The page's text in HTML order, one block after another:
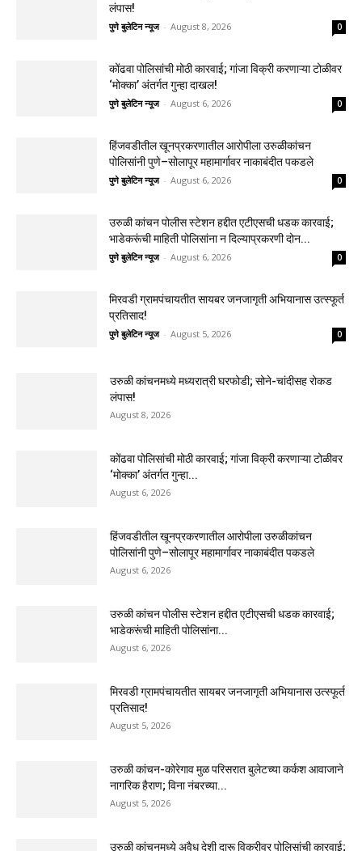
लंपास!
पुणे बुलेटिन न्यूज - August 8, 2026 0
कोंढवा पोलिसांची मोठी कारवाई; गांजा विक्री करणाऱ्या टोळीवर
‘मोक्का’ अंतर्गत गुन्हा दाखल!
पुणे बुलेटिन न्यूज - August 6, 2026 0
हिंजवडीतील खूनप्रकरणातील आरोपीला उरुळीकांचन
पोलिसांनी पुणे–सोलापूर महामार्गावर नाकाबंदीत पकडले
पुणे बुलेटिन न्यूज - August 6, 2026 0
उरुळी कांचन पोलीस स्टेशन हद्दीत एटीएसची धडक कारवाई;
भाडेकरूंची माहिती पोलिसांना न दिल्याप्रकरणी दोन...
पुणे बुलेटिन न्यूज - August 6, 2026 0
मिरवडी ग्रामपंचायतीत सायबर जनजागृती अभियानास उत्स्फूर्त
प्रतिसाद!
पुणे बुलेटिन न्यूज - August 5, 2026 0
उरुळी कांचनमध्ये मध्यरात्री घरफोडी; सोने-चांदीसह रोकड
लंपास!
August 8, 2026
कोंढवा पोलिसांची मोठी कारवाई; गांजा विक्री करणाऱ्या टोळीवर
‘मोक्का’ अंतर्गत गुन्हा...
August 6, 2026
हिंजवडीतील खूनप्रकरणातील आरोपीला उरुळीकांचन
पोलिसांनी पुणे–सोलापूर महामार्गावर नाकाबंदीत पकडले
August 6, 2026
उरुळी कांचन पोलीस स्टेशन हद्दीत एटीएसची धडक कारवाई;
भाडेकरूंची माहिती पोलिसांना...
August 6, 2026
मिरवडी ग्रामपंचायतीत सायबर जनजागृती अभियानास उत्स्फूर्त
प्रतिसाद!
August 5, 2026
उरुळी कांचन-कोरेगाव मुळ परिसरात बुलेटच्या कर्कश आवाजाने
नागरिक हैराण; विना नंबरच्या...
August 5, 2026
उरुळी कांचनमध्ये अवैध देशी दारू विक्रीवर पोलिसांची कारवाई;